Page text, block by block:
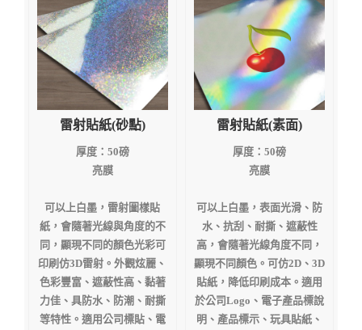
雷射貼紙(砂點)
厚度：50磅
亮膜
可以上白墨，雷射圖樣貼
紙，會隨著光線與角度的不
同，顯現不同的顏色光彩可
印刷仿3D雷射。外觀炫麗、
色彩豐富、遮蔽性高、黏著
力佳、具防水、防潮、耐撕
等特性。適用公司標貼、電
雷射貼紙(素面)
厚度：50磅
亮膜
可以上白墨，表面光滑、防
水、抗刮、耐撕、遮蔽性
高，會隨著光線角度不同，
顯現不同顏色。可仿2D、3D
貼紙，降低印刷成本。適用
於公司Logo、電子產品標說
明、產品標示、玩具貼紙、